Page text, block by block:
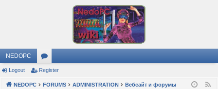
NEDOPC
or
u
Logout Register
NEDOPC FORUMS ADMINISTRATION Вебсайт и форумы